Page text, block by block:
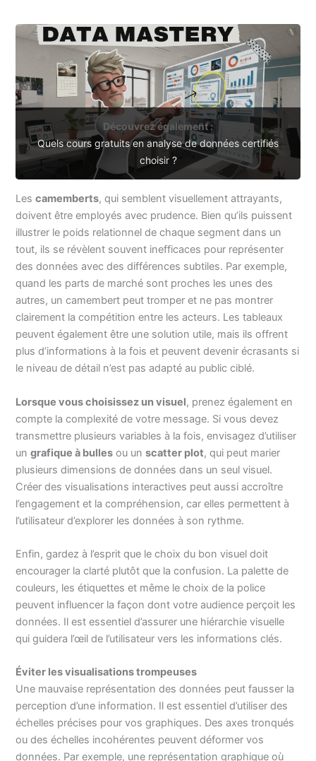
Découvrez également :
Quels cours gratuits en analyse de données certifiés
choisir ?
Lescamemberts, qui semblent visuellement attrayants,
doivent être employés avec prudence. Bien qu’ils puissent
illustrer le poids relationnel de chaque segment dans un
tout, ils se révèlent souvent inefficaces pour représenter
des données avec des différences subtiles. Par exemple,
quand les parts de marché sont proches les unes des
autres, un camembert peut tromper et ne pas montrer
clairement la compétition entre les acteurs. Les tableaux
peuvent également être une solution utile, mais ils offrent
plus d’informations à la fois et peuvent devenir écrasants si
le niveau de détail n’est pas adapté au public ciblé.
Lorsque vous choisissez un visuel, prenez également en
compte la complexité de votre message. Si vous devez
transmettre plusieurs variables à la fois, envisagez d’utiliser
ungrafique à bulles ou unscatter plot, qui peut marier
plusieurs dimensions de données dans un seul visuel.
Créer des visualisations interactives peut aussi accroître
l’engagement et la compréhension, car elles permettent à
l’utilisateur d’explorer les données à son rythme.
Enfin, gardez à l’esprit que le choix du bon visuel doit
encourager la clarté plutôt que la confusion. La palette de
couleurs, les étiquettes et même le choix de la police
peuvent influencer la façon dont votre audience perçoit les
données. Il est essentiel d’assurer une hiérarchie visuelle
qui guidera l’œil de l’utilisateur vers les informations clés.
Éviter les visualisations trompeuses
Une mauvaise représentation des données peut fausser la
perception d’une information. Il est essentiel d’utiliser des
échelles précises pour vos graphiques. Des axes tronqués
ou des échelles incohérentes peuvent déformer vos
données. Par exemple, une représentation graphique où